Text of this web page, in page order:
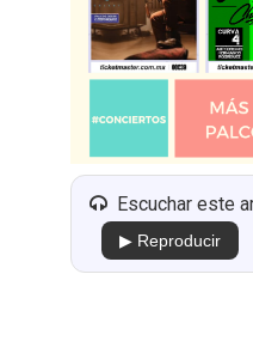
Escuchar este
▶ Reproducir